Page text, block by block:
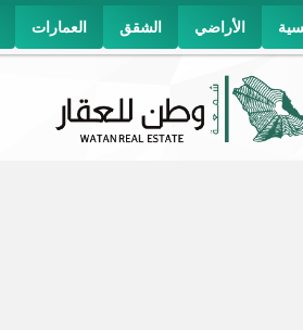
العمارات الشقق الأراضي